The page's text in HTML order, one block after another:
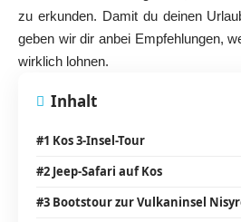
zu erkunden. Damit du deinen
geben wir dir anbei Empfehlungen,
wirklich lohnen.
Inhalt
#1 Kos 3-Insel-Tour
#2 Jeep-Safari auf Kos
#3 Bootstour zur Vulkaninsel